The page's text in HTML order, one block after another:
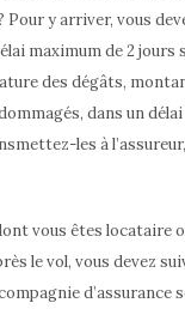
y arriver, vous
de 2 jours
des dégâts,
dans un
les à
vous êtes
le vol, vous devez